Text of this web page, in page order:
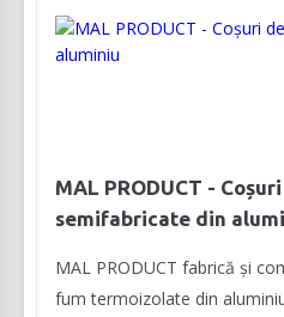
MAL PRODUCT -
semifabricate din
MAL PRODUCT fabrică și
fum termoizolate din